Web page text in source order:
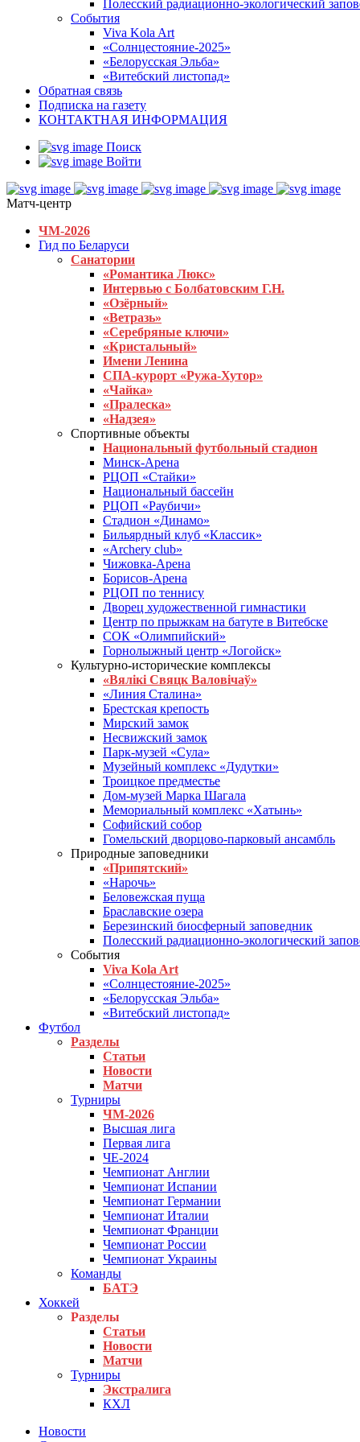
Полесский радиационно-экологический
События
Viva Kola Art
«Солнцестояние-2025»
«Белорусская Эльба»
«Витебский листопад»
Обратная связь
Подписка на газету
КОНТАКТНАЯ ИНФОРМАЦИЯ
Поиск
Войти
Матч-центр
ЧМ-2026
Гид по Беларуси
Санатории
«Романтика Люкс»
Интервью с Болбатовским Г.Н.
«Озёрный»
«Ветразь»
«Серебряные ключи»
«Кристальный»
Имени Ленина
СПА-курорт «Ружа-Хутор»
«Чайка»
«Пралеска»
«Надзея»
Спортивные объекты
Национальный футбольный стадион
Минск-Арена
РЦОП «Стайки»
Национальный бассейн
РЦОП «Раубичи»
Стадион «Динамо»
Бильярдный клуб «Классик»
«Archery club»
Чижовка-Арена
Борисов-Арена
РЦОП по теннису
Дворец художественной гимнастики
Центр по прыжкам на батуте в Витебске
СОК «Олимпийский»
Горнолыжный центр «Логойск»
Культурно-исторические комплексы
«Вялікі Свяцк Валовічаў»
«Линия Сталина»
Брестская крепость
Мирский замок
Несвижский замок
Парк-музей «Сула»
Музейный комплекс «Дудутки»
Троицкое предместье
Дом-музей Марка Шагала
Мемориальный комплекс «Хатынь»
Софийский собор
Гомельский дворцово-парковый ансамбль
Природные заповедники
«Припятский»
«Нарочь»
Беловежская пуща
Браславские озера
Березинский биосферный заповедник
Полесский радиационно-экологический
События
Viva Kola Art
«Солнцестояние-2025»
«Белорусская Эльба»
«Витебский листопад»
Футбол
Разделы
Статьи
Новости
Матчи
Турниры
ЧМ-2026
Высшая лига
Первая лига
ЧЕ-2024
Чемпионат Англии
Чемпионат Испании
Чемпионат Германии
Чемпионат Италии
Чемпионат Франции
Чемпионат России
Чемпионат Украины
Команды
БАТЭ
Хоккей
Разделы
Статьи
Новости
Матчи
Турниры
Экстралига
КХЛ
Новости